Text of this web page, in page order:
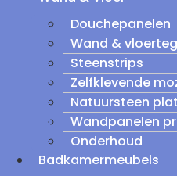
Douchepanelen
Wand &
Steenstrips
Zelfklevende
Natuursteen
Wandpanelen
Onderhoud
Badkamermeubels